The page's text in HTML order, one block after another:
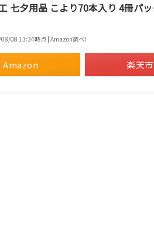
七夕用品 こより70本入り 4冊パ
08/08 13:34時点 | Amazon調べ）
Amazon 楽天